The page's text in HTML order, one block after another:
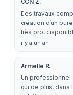
CCN Z.
Des travaux
création d’un
très pro,
il y a un an
Armelle R.
Un professionnel
qui de plus, dans